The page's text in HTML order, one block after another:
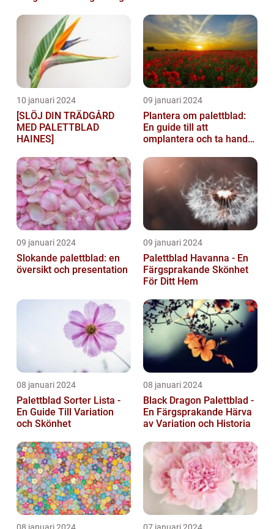
10 januari 2024
[SLÖJ DIN TRÄDGÅRD
MED PALETTBLAD
HAINES]
09 januari 2024
Plantera om palettblad:
En guide till att
omplantera och ta hand
09 januari 2024
Slokande palettblad: en
översikt och presentation
09 januari 2024
Palettblad Havanna - En
Färgsprakande Skönhet
För Ditt Hem
08 januari 2024
Palettblad Sorter Lista -
En Guide Till Variation
och Skönhet
08 januari 2024
Black Dragon Palettblad -
En Färgsprakande Härva
av Variation och Historia